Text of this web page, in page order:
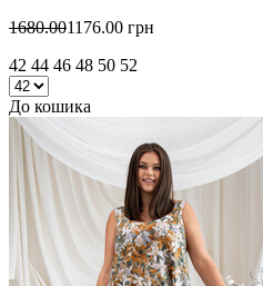
1680.001176.00 грн
42 44 46 48 50 52
До кошика